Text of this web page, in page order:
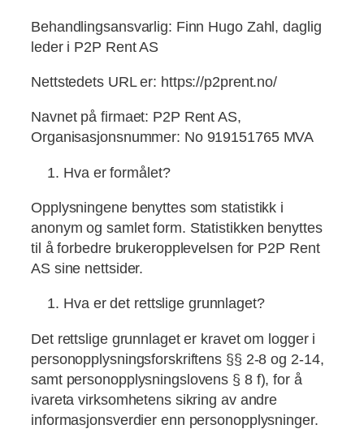
Behandlingsansvarlig: Finn Hugo Zahl, daglig
leder i P2P Rent AS
Nettstedets URL er: https://p2prent.no/
Navnet på firmaet: P2P Rent AS,
Organisasjonsnummer: No 919151765 MVA
Hva er formålet?
Opplysningene benyttes som statistikk i
anonym og samlet form. Statistikken benyttes
til å forbedre brukeropplevelsen for P2P Rent
AS sine nettsider.
Hva er det rettslige grunnlaget?
Det rettslige grunnlaget er kravet om logger i
personopplysningsforskriftens §§ 2-8 og 2-14,
samt personopplysningslovens § 8 f), for å
ivareta virksomhetens sikring av andre
informasjonsverdier enn personopplysninger.